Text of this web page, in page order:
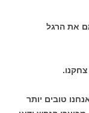
את הרגל
טובים יותר